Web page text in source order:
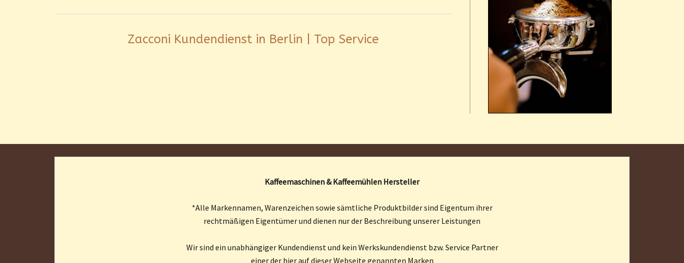
Zacconi Kundendienst in Berlin | Top Service
Kaffeemaschinen & Kaffeemühlen Hersteller
*Alle Markennamen, Warenzeichen sowie sämtliche Produktbilder sind Eigentum ihrer
rechtmäßigen Eigentümer und dienen nur der Beschreibung unserer Leistungen
Wir sind ein unabhängiger Kundendienst und kein Werkskundendienst bzw. Service Partner
einer der hier auf dieser Webseite genannten Marken